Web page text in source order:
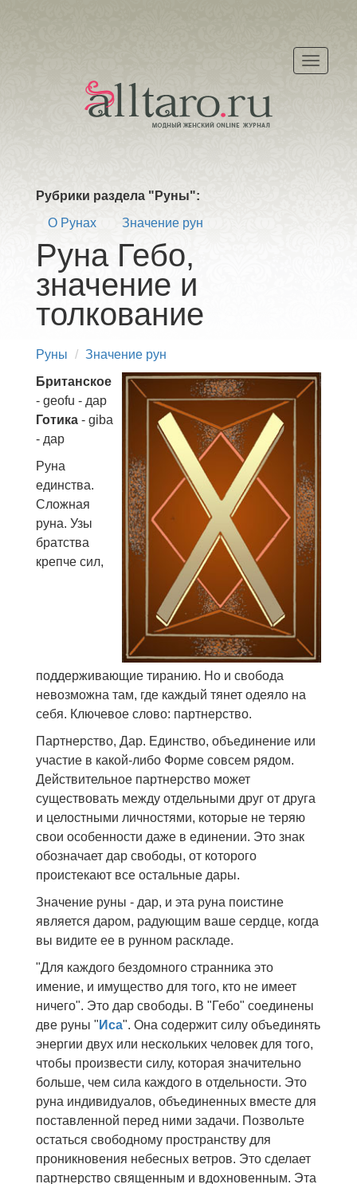
Меню
Рубрики раздела "Руны":
О Рунах
Значение рун
Руна Гебо,
значение и
толкование
Руны
Значение рун
Британское
- geofu - дар
Готика - giba
- дар
Руна
единства.
Сложная
руна. Узы
братства
крепче сил,
поддерживающие тиранию. Но и свобода
невозможна там, где каждый тянет одеяло на
себя. Ключевое слово: партнерство.
Партнерство, Дар. Единство, объединение или
участие в какой-либо Форме совсем рядом.
Действительное партнерство может
существовать между отдельными друг от друга
и целостными личностями, которые не теряю
свои особенности даже в единении. Это знак
обозначает дар свободы, от которого
проистекают все остальные дары.
Значение руны - дар, и эта руна поистине
является даром, радующим ваше сердце, когда
вы видите ее в рунном раскладе.
"Для каждого бездомного странника это
имение, и имущество для того, кто не имеет
ничего". Это дар свободы. В "Гебо" соединены
две руны " Иса". Она содержит силу объединять
энергии двух или нескольких человек для того,
чтобы произвести силу, которая значительно
больше, чем сила каждого в отдельности. Это
руна индивидуалов, объединенных вместе для
поставленной перед ними задачи. Позвольте
остаться свободному пространству для
проникновения небесных ветров. Это сделает
партнерство священным и вдохновенным. Эта